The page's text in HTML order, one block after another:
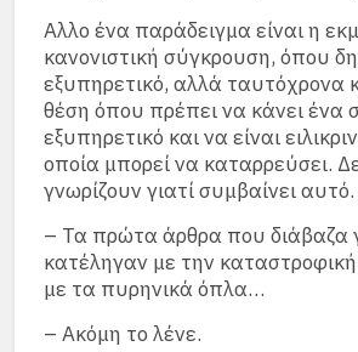
Αλλο ένα παράδειγμα είναι η
κανονιστική σύγκρουση, όπου
εξυπηρετικό, αλλά ταυτόχρονα
θέση όπου πρέπει να κάνει ένα
εξυπηρετικό και να είναι
οποία μπορεί να καταρρεύσει.
γνωρίζουν γιατί συμβαίνει αυτό.
– Τα πρώτα άρθρα που διάβαζα
κατέληγαν με την καταστροφική
με τα πυρηνικά όπλα…
– Ακόμη το λένε.